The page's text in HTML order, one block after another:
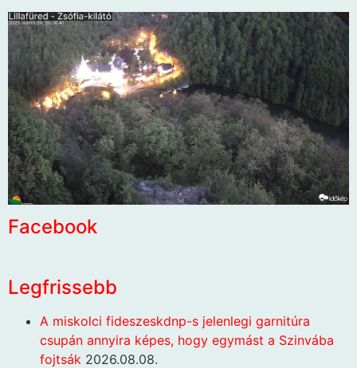
Facebook
Legfrissebb
A miskolci fideszeskdnp-s jelenlegi garnitúra
csupán annyira képes, hogy egymást a Szinvába
fojtsák 2026.08.08.